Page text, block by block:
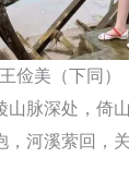
俭美（下同）
山脉深处，倚
河溪萦回，关